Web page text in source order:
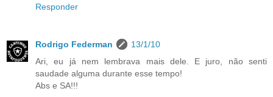
Responder
Rodrigo Federman
13/1/10
Ari, eu já nem lembrava mais dele. E juro, não senti
saudade alguma durante esse tempo!
Abs e SA!!!